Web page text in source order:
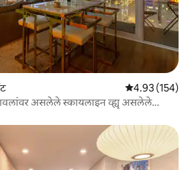
5 पैकी 4.93
4.93 (154)
असलेले स्कायलाइन व्ह्यू असलेले